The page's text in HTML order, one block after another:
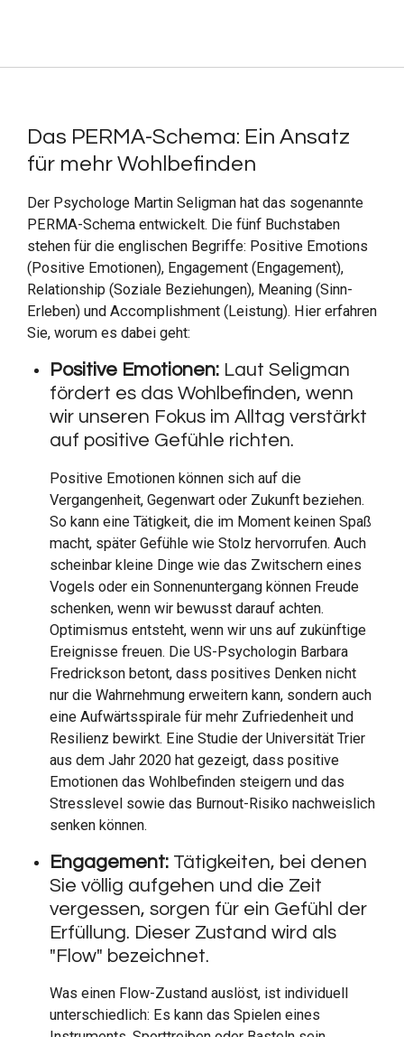
Das PERMA-Schema: Ein Ansatz
für mehr Wohlbefinden
Der Psychologe Martin Seligman hat das sogenannte
PERMA-Schema entwickelt. Die fünf Buchstaben
stehen für die englischen Begriffe: Positive Emotions
(Positive Emotionen), Engagement (Engagement),
Relationship (Soziale Beziehungen), Meaning (Sinn-
Erleben) und Accomplishment (Leistung). Hier erfahren
Sie, worum es dabei geht:
Positive Emotionen:Laut Seligman
fördert es das Wohlbefinden, wenn
wir unseren Fokus im Alltag verstärkt
auf positive Gefühle richten.
Positive Emotionen können sich auf die
Vergangenheit, Gegenwart oder Zukunft beziehen.
So kann eine Tätigkeit, die im Moment keinen Spaß
macht, später Gefühle wie Stolz hervorrufen. Auch
scheinbar kleine Dinge wie das Zwitschern eines
Vogels oder ein Sonnenuntergang können Freude
schenken, wenn wir bewusst darauf achten.
Optimismus entsteht, wenn wir uns auf zukünftige
Ereignisse freuen. Die US-Psychologin Barbara
Fredrickson betont, dass positives Denken nicht
nur die Wahrnehmung erweitern kann, sondern auch
eine Aufwärtsspirale für mehr Zufriedenheit und
Resilienz bewirkt. Eine Studie der Universität Trier
aus dem Jahr 2020 hat gezeigt, dass positive
Emotionen das Wohlbefinden steigern und das
Stresslevel sowie das Burnout-Risiko nachweislich
senken können.
Engagement:Tätigkeiten, bei denen
Sie völlig aufgehen und die Zeit
vergessen, sorgen für ein Gefühl der
Erfüllung. Dieser Zustand wird als
"Flow" bezeichnet.
Was einen Flow-Zustand auslöst, ist individuell
unterschiedlich: Es kann das Spielen eines